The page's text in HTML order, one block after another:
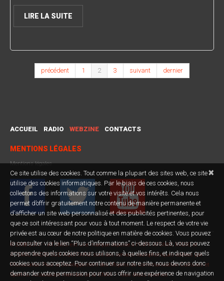
LIRE LA SUITE
précédent 1 2 3 suivant dernier
ACCUEIL RADIO WEBZINE CONTACTS
MENTIONS LÉGALES
Mentions légales
© 2008-2017 – ATOMIC est une marque déposée à l'INPI. ATOMIC RADIO et
ATOMIC RADIO SUD AQUITAINE sont des services radiophoniques éditées par
l'Association Pour le Développement des Moyens de Communication Culturels et
Sportifs. Association membre de la CNRA – Tous droits réservés –
×
Ce site utilise des cookies. Tout comme la plupart des sites web, ce site
utilise des cookies informatiques. Par le biais de ces cookies, nous
collectons des informations sur votre visite et vos intérêts. Cela nous
permet d’offrir gratuitement notre contenu de manière permanente et
d’afficher un site web personnalisé et des publicités pertinentes, pour
que ce soit intéressant pour vous à tout moment. Le respect de votre vie
privée est au cœur de notre politique en matière de cookies. Vous pouvez
la consulter via le lien “Plus d’informations” ci-dessous. Là, vous pouvez
apprendre quels cookies nous utilisons, à quelles fins, et indiquer quels
cookies vous acceptez. Pour continuer sur notre site, nous devons donc
demander votre permission pour vous offrir une expérience de navigation